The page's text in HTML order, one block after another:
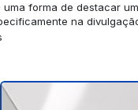
forma de destacar
na